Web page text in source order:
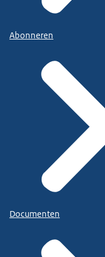
Abonneren
Documenten